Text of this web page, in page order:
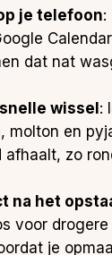
je telefoon:
dat nat
wissel:
molton en
zo
na het
voor
je